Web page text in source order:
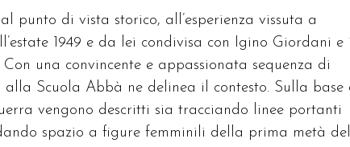
punto di vista storico, all’esperienza vissuta a
1949 e da lei condivisa con Igino Giordani e
una convincente e appassionata sequenza di
Scuola Abbà ne delinea il contesto. Sulla base
vengono descritti sia tracciando linee portanti
spazio a figure femminili della prima metà del